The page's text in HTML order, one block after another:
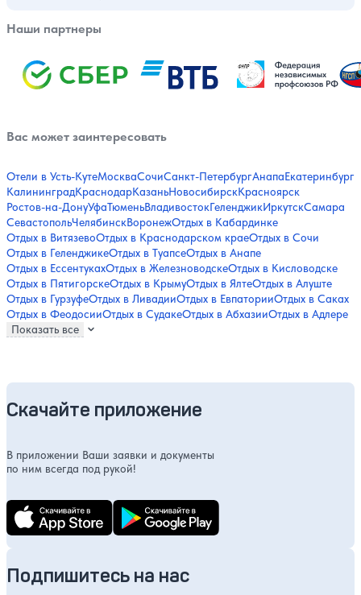
Наши партнеры
Вас может заинтересовать
Отели в Усть-КутеМоскваСочиСанкт-ПетербургАнапаЕкатеринбург
КалининградКраснодарКазаньНовосибирскКрасноярск
Ростов-на-ДонуУфаТюменьВладивостокГеленджикИркутскСамара
СевастопольЧелябинскВоронежОтдых в Кабардинке
Отдых в ВитязевоОтдых в Краснодарском краеОтдых в Сочи
Отдых в ГеленджикеОтдых в ТуапсеОтдых в Анапе
Отдых в ЕссентукахОтдых в ЖелезноводскеОтдых в Кисловодске
Отдых в ПятигорскеОтдых в КрымуОтдых в ЯлтеОтдых в Алуште
Отдых в ГурзуфеОтдых в ЛивадииОтдых в ЕвпаторииОтдых в Саках
Отдых в ФеодосииОтдых в СудакеОтдых в АбхазииОтдых в Адлере
Показать все
Скачайте приложение
В приложении Ваши заявки и документы
по ним всегда под рукой!
Подпишитесь на нас